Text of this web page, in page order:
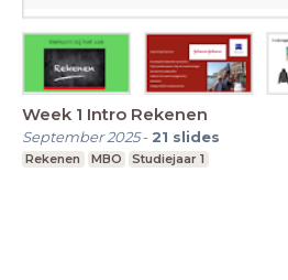
Week 1 Intro Rekenen
September 2025- 21 slides
Rekenen MBO Studiejaar 1